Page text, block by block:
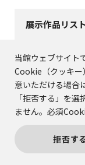
当館ウェブサイト
Cookie（クッキー
意いただける場合
「拒否する」を
ません。必須
拒否す
展示作品リスト